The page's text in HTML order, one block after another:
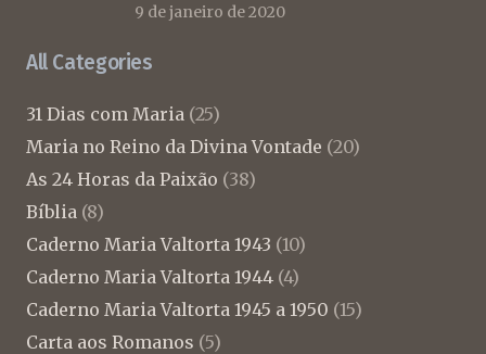
9 de janeiro de 2020
All Categories
31 Dias com Maria (25)
Maria no Reino da Divina Vontade (20)
As 24 Horas da Paixão (38)
Bíblia (8)
Caderno Maria Valtorta 1943 (10)
Caderno Maria Valtorta 1944 (4)
Caderno Maria Valtorta 1945 a 1950 (15)
Carta aos Romanos (5)